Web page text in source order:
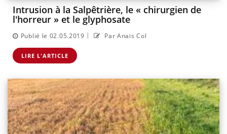
Intrusion à la Salpêtrière, le « chirurgien de
l'horreur » et le glyphosate
Publié le 02.05.2019 | Par Anaïs Col
LIRE L'ARTICLE